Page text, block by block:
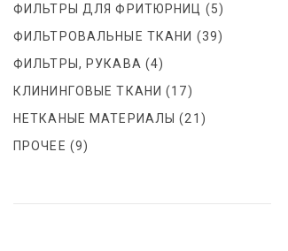
ФИЛЬТРЫ ДЛЯ ФРИТЮРНИЦ (5)
ФИЛЬТРОВАЛЬНЫЕ ТКАНИ (39)
ФИЛЬТРЫ, РУКАВА (4)
КЛИНИНГОВЫЕ ТКАНИ (17)
НЕТКАНЫЕ МАТЕРИАЛЫ (21)
ПРОЧЕЕ (9)